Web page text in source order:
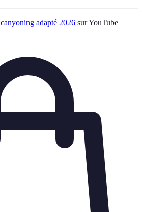
canyoning adapté 2026 sur YouTube